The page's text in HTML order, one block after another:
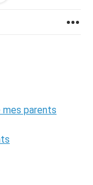
SVP.
mes parents